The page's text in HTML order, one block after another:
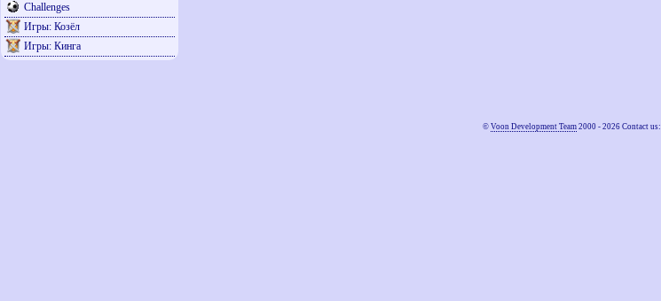
Challenges
Игры: Козёл
Игры: Кинга
© Voon Development Team2000 - 2026 Contact us: